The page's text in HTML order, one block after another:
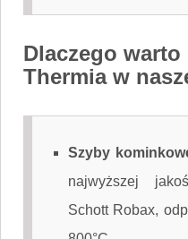
Dlaczego
Thermia w
Szyby
najwyższej
Schott Robax,